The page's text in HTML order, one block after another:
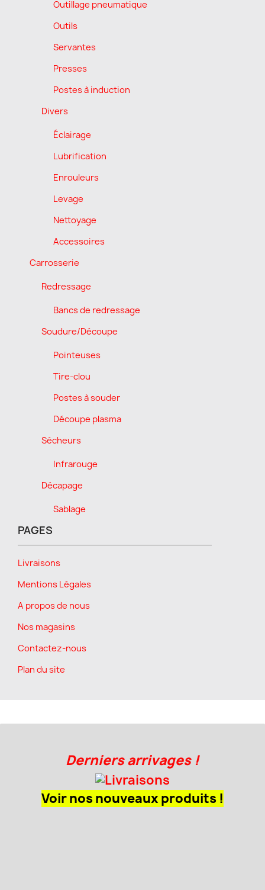
Outillage pneumatique
Outils
Servantes
Presses
Postes à induction
Divers
Éclairage
Lubrification
Enrouleurs
Levage
Nettoyage
Accessoires
Carrosserie
Redressage
Bancs de redressage
Soudure/Découpe
Pointeuses
Tire-clou
Postes à souder
Découpe plasma
Sécheurs
Infrarouge
Décapage
Sablage
PAGES
Livraisons
Mentions Légales
A propos de nous
Nos magasins
Contactez-nous
Plan du site
Derniers arrivages !
Voir nos nouveaux produits !